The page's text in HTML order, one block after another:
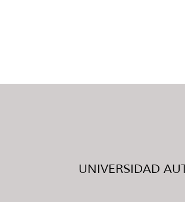
UNIVERSIDAD